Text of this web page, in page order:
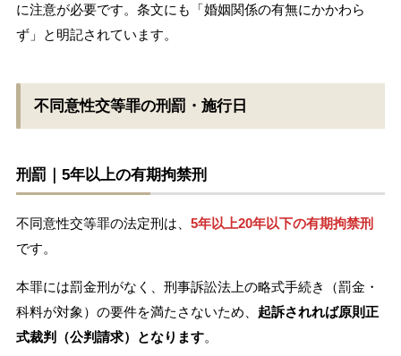
に注意が必要です。条文にも「婚姻関係の有無にかかわら
ず」と明記されています。
不同意性交等罪の刑罰・施行日
刑罰｜5年以上の有期拘禁刑
不同意性交等罪の法定刑は、 5年以上20年以下の有期拘禁刑
です。
本罪には罰金刑がなく、刑事訴訟法上の略式手続き（罰金・
科料が対象）の要件を満たさないため、 起訴されれば原則正
式裁判（公判請求）となります。